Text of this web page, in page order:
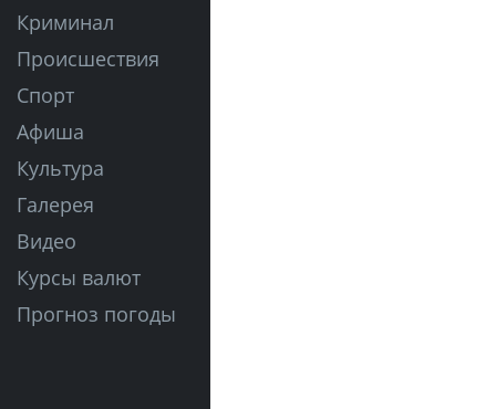
Криминал
Происшествия
Спорт
Афиша
Культура
Галерея
Видео
Курсы валют
Прогноз погоды